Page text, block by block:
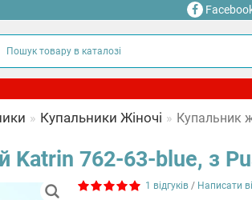
Купальники Жіночі Купальник
Katrin 762-63-blue, з
1 відгуків / Написати